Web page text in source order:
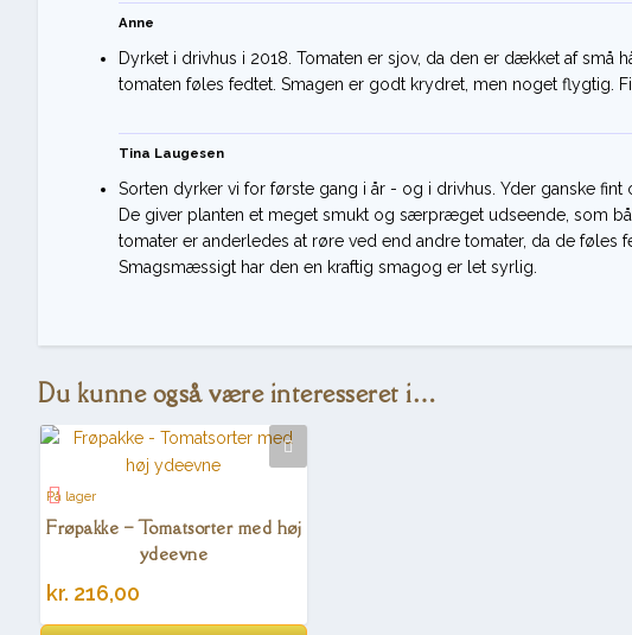
Anne
Dyrket i drivhus i 2018. Tomaten er sjov, da den er dækket af små
tomaten føles fedtet. Smagen er godt krydret, men noget flygtig.
Tina Laugesen
Sorten dyrker vi for første gang i år - og i drivhus. Yder ganske
De giver planten et meget smukt og særpræget udseende, som
tomater er anderledes at røre ved end andre tomater, da de føles
Smagsmæssigt har den en kraftig smagog er let syrlig.
Du kunne også være interesseret i…
På lager
Frøpakke – Tomatsorter med høj
ydeevne
kr. 216,00